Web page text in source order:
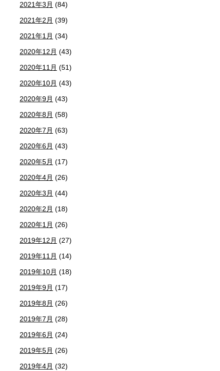
2021年3月 (84)
2021年2月 (39)
2021年1月 (34)
2020年12月 (43)
2020年11月 (51)
2020年10月 (43)
2020年9月 (43)
2020年8月 (58)
2020年7月 (63)
2020年6月 (43)
2020年5月 (17)
2020年4月 (26)
2020年3月 (44)
2020年2月 (18)
2020年1月 (26)
2019年12月 (27)
2019年11月 (14)
2019年10月 (18)
2019年9月 (17)
2019年8月 (26)
2019年7月 (28)
2019年6月 (24)
2019年5月 (26)
2019年4月 (32)